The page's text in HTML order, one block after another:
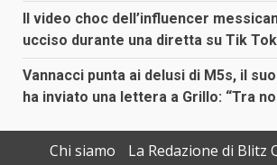
Il video choc dell’influencer
ucciso durante una diretta su Tik Tok
Vannacci punta ai delusi di M5s, il
ha inviato una lettera a Grillo: “Tra
Chi siamo
La Redazione di Blitz